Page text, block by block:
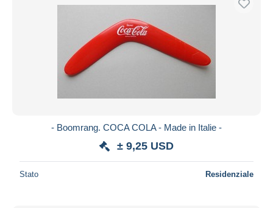
- Boomrang. COCA COLA - Made in Italie -
± 9,25 USD
Stato Residenziale